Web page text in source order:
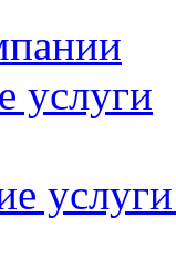
услуги